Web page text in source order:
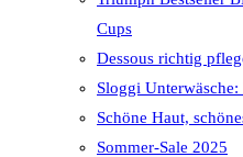
Cups
Dessous richtig
Sloggi
Schöne Haut,
Sommer-Sale 2025